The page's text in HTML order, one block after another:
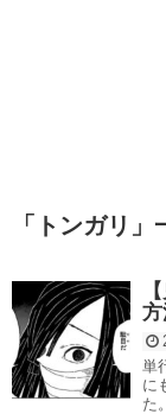
「 トンガリ 」
方
単
に
た